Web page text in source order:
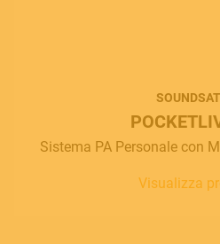
Sistema PA Personale con
Visualizza